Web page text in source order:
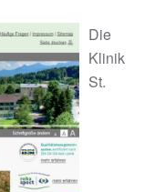
Die
Klinik
St.